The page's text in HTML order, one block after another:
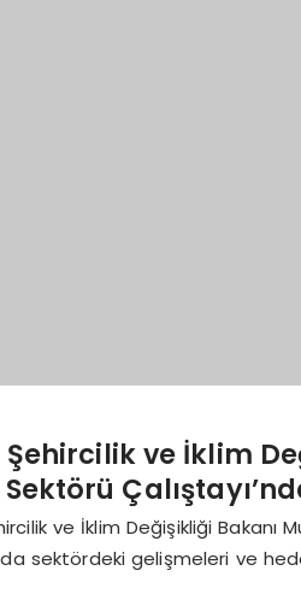
Şehircilik ve İklim
ve İklim Değişikliği Bakanı
sektördeki gelişmeleri ve